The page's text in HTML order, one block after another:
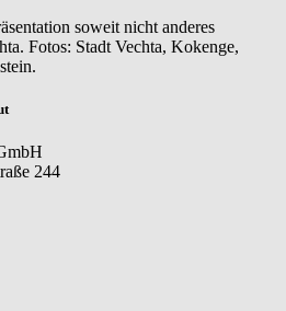
soweit nicht anderes
Fotos: Stadt Vechta, Kokenge,
244